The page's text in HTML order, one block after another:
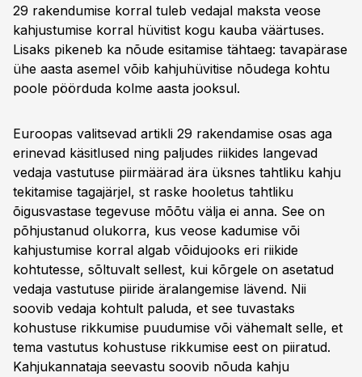
29 rakendumise korral tuleb vedajal maksta veose
kahjustumise korral hüvitist kogu kauba väärtuses.
Lisaks pikeneb ka nõude esitamise tähtaeg: tavapärase
ühe aasta asemel võib kahjuhüvitise nõudega kohtu
poole pöörduda kolme aasta jooksul.
Euroopas valitsevad artikli 29 rakendamise osas aga
erinevad käsitlused ning paljudes riikides langevad
vedaja vastutuse piirmäärad ära üksnes tahtliku kahju
tekitamise tagajärjel, st raske hooletus tahtliku
õigusvastase tegevuse mõõtu välja ei anna. See on
põhjustanud olukorra, kus veose kadumise või
kahjustumise korral algab võidujooks eri riikide
kohtutesse, sõltuvalt sellest, kui kõrgele on asetatud
vedaja vastutuse piiride äralangemise lävend. Nii
soovib vedaja kohtult paluda, et see tuvastaks
kohustuse rikkumise puudumise või vähemalt selle, et
tema vastutus kohustuse rikkumise eest on piiratud.
Kahjukannataja seevastu soovib nõuda kahju